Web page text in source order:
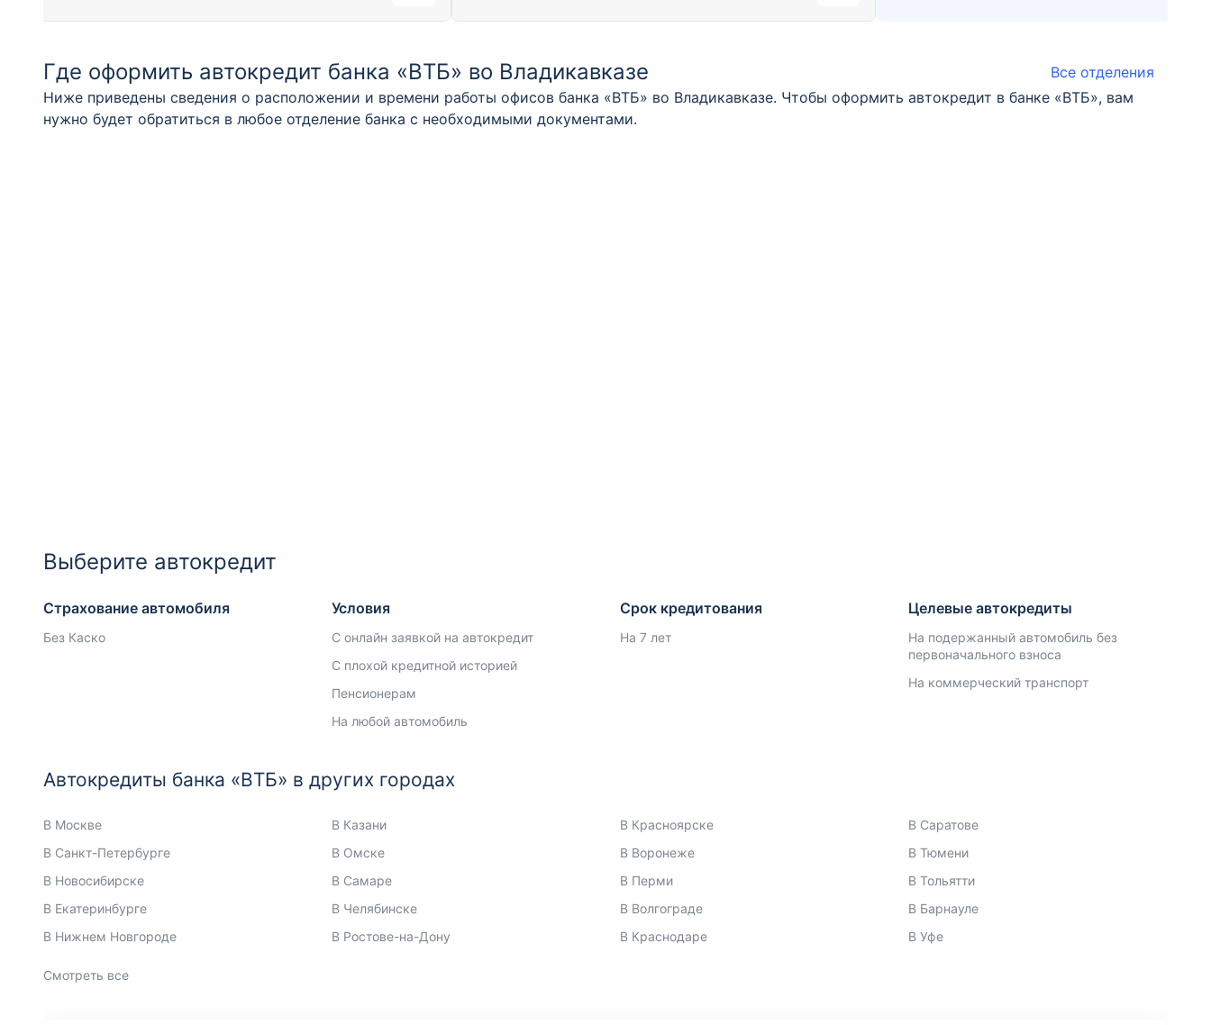
Где оформить автокредит банка «ВТБ» во Владикавказе
Все отделения
Ниже приведены сведения о расположении и времени работы офисов банка «ВТБ» во Владикавказе. Чтобы оформить автокредит в банке «ВТБ», вам
нужно будет обратиться в любое отделение банка с необходимыми документами.
Выберите автокредит
Страхование автомобиля
Без Каско
Условия
С онлайн заявкой на автокредит
С плохой кредитной историей
Пенсионерам
На любой автомобиль
Срок кредитования
На 7 лет
Целевые автокредиты
На подержанный автомобиль без
первоначального взноса
На коммерческий транспорт
Автокредиты банка «ВТБ» в других городах
В Москве
В Санкт-Петербурге
В Новосибирске
В Екатеринбурге
В Нижнем Новгороде
В Казани
В Омске
В Самаре
В Челябинске
В Ростове-на-Дону
В Красноярске
В Воронеже
В Перми
В Волгограде
В Краснодаре
В Саратове
В Тюмени
В Тольятти
В Барнауле
В Уфе
Смотреть все